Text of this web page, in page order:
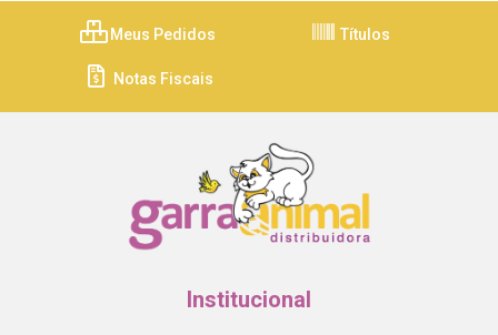
Meus Pedidos Títulos
Notas Fiscais
Institucional